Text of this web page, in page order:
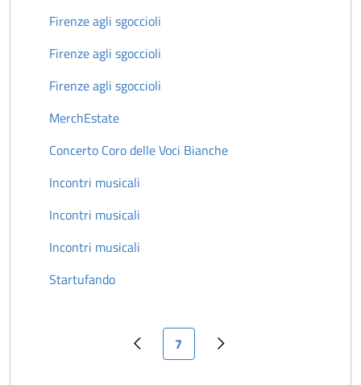
Firenze agli sgoccioli
Firenze agli sgoccioli
Firenze agli sgoccioli
MerchEstate
Concerto Coro delle Voci Bianche
Incontri musicali
Incontri musicali
Incontri musicali
Startufando
Pagina precedente
Pagina attuale
7 Pagina successiva